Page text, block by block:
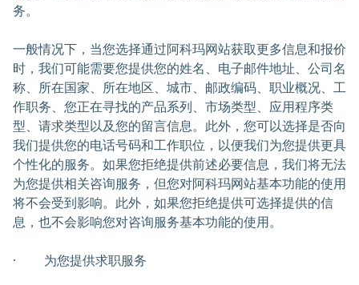
务。
一般情况下，当您选择通过阿科玛网站获取更多信息和报价
时，我们可能需要您提供您的姓名、电子邮件地址、公司名
称、所在国家、所在地区、城市、邮政编码、职业概况、工
作职务、您正在寻找的产品系列、市场类型、应用程序类
型、请求类型以及您的留言信息。此外，您可以选择是否向
我们提供您的电话号码和工作职位，以便我们为您提供更具
个性化的服务。如果您拒绝提供前述必要信息，我们将无法
为您提供相关咨询服务，但您对阿科玛网站基本功能的使用
将不会受到影响。此外，如果您拒绝提供可选择提供的信
息，也不会影响您对咨询服务基本功能的使用。
· 为您提供求职服务